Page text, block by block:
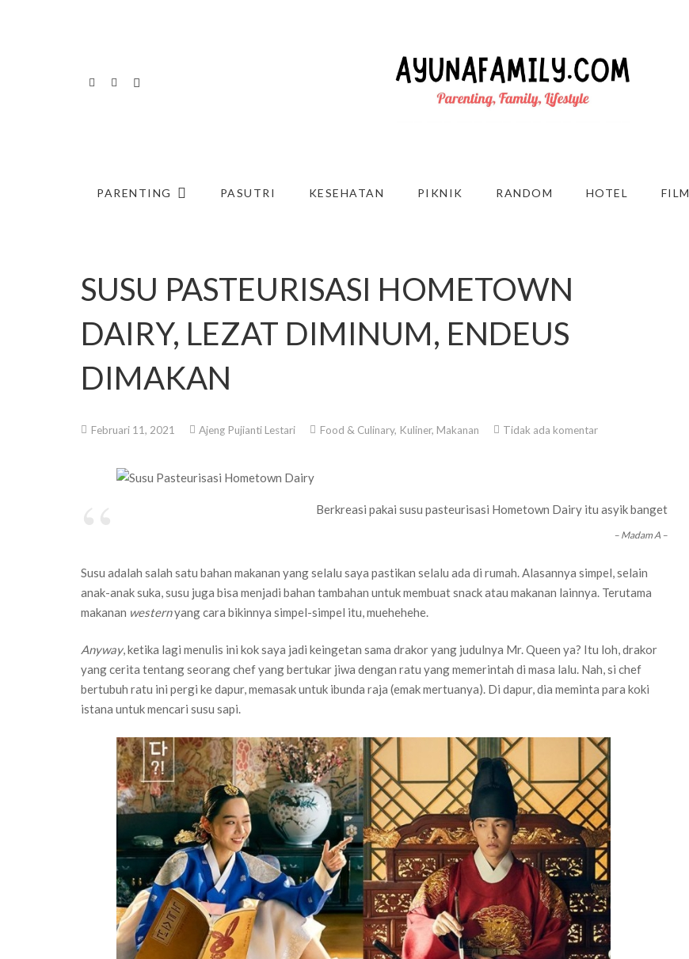
PARENTING PASUTRI KESEHATAN PIKNIK RANDOM HOTEL FILM
SUSU PASTEURISASI HOMETOWN
DAIRY, LEZAT DIMINUM, ENDEUS
DIMAKAN
Februari 11, 2021 Ajeng Pujianti Lestari Food & Culinary, Kuliner, Makanan Tidak ada komentar
Berkreasi pakai susu pasteurisasi Hometown Dairy itu asyik banget
– Madam A –
Susu adalah salah satu bahan makanan yang selalu saya pastikan selalu ada di rumah. Alasannya simpel, selain
anak-anak suka, susu juga bisa menjadi bahan tambahan untuk membuat snack atau makanan lainnya. Terutama
makanan westernyang cara bikinnya simpel-simpel itu, muehehehe.
Anyway, ketika lagi menulis ini kok saya jadi keingetan sama drakor yang judulnya Mr. Queen ya? Itu loh, drakor
yang cerita tentang seorang chef yang bertukar jiwa dengan ratu yang memerintah di masa lalu. Nah, si chef
bertubuh ratu ini pergi ke dapur, memasak untuk ibunda raja (emak mertuanya). Di dapur, dia meminta para koki
istana untuk mencari susu sapi.